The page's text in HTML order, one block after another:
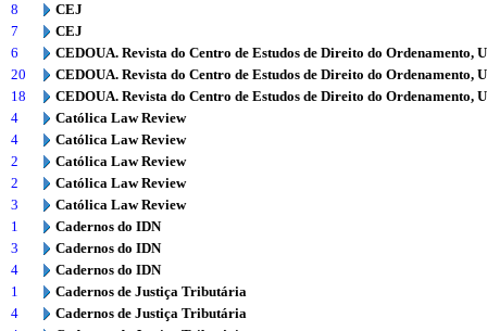
8
CEJ
7
CEJ
6
CEDOUA. Revista do Centro de Estudos de Direito do Ordenamento,
20
CEDOUA. Revista do Centro de Estudos de Direito do Ordenamento,
18
CEDOUA. Revista do Centro de Estudos de Direito do Ordenamento,
4
Católica Law Review
4
Católica Law Review
2
Católica Law Review
2
Católica Law Review
3
Católica Law Review
1
Cadernos do IDN
3
Cadernos do IDN
4
Cadernos do IDN
1
Cadernos de Justiça Tributária
4
Cadernos de Justiça Tributária